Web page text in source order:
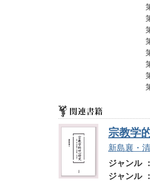
宗教学
新島襄・
ジャンル
ジャンル